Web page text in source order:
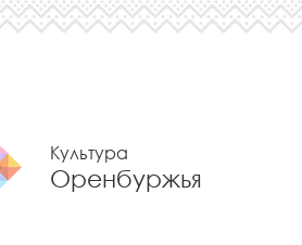
Культура
Оренбуржья